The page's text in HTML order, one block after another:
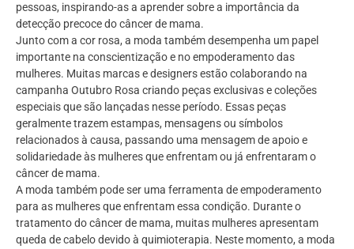
pessoas, inspirando-as a aprender sobre a importância da
detecção precoce do câncer de mama.
Junto com a cor rosa, a moda também desempenha um papel
importante na conscientização e no empoderamento das
mulheres. Muitas marcas e designers estão colaborando na
campanha Outubro Rosa criando peças exclusivas e coleções
especiais que são lançadas nesse período. Essas peças
geralmente trazem estampas, mensagens ou símbolos
relacionados à causa, passando uma mensagem de apoio e
solidariedade às mulheres que enfrentam ou já enfrentaram o
câncer de mama.
A moda também pode ser uma ferramenta de empoderamento
para as mulheres que enfrentam essa condição. Durante o
tratamento do câncer de mama, muitas mulheres apresentam
queda de cabelo devido à quimioterapia. Neste momento, a moda